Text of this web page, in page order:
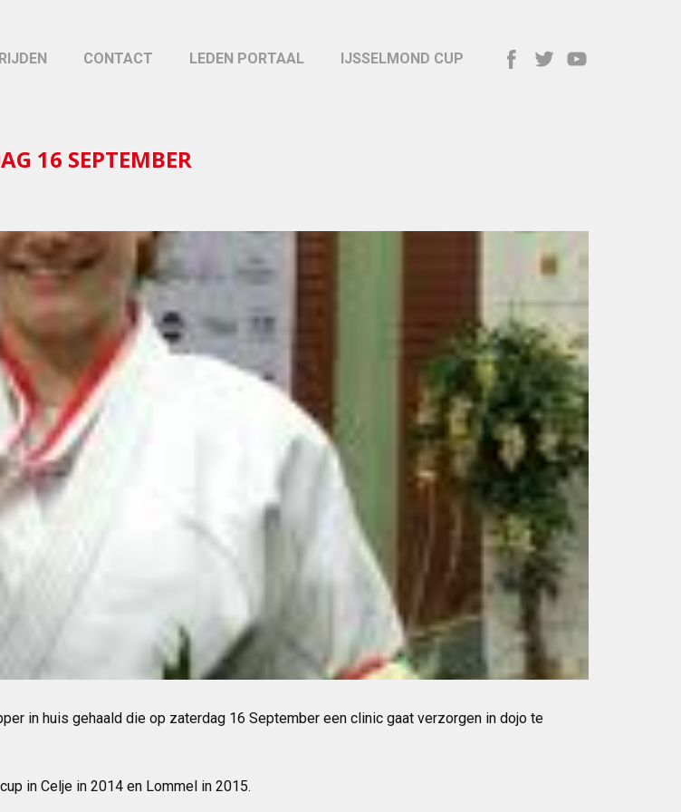
CONTACT LEDEN PORTAAL IJSSELMOND CUP
16 SEPTEMBER
in huis gehaald die op zaterdag 16 September een clinic gaat verzorgen in dojo te
in Celje in 2014 en Lommel in 2015.